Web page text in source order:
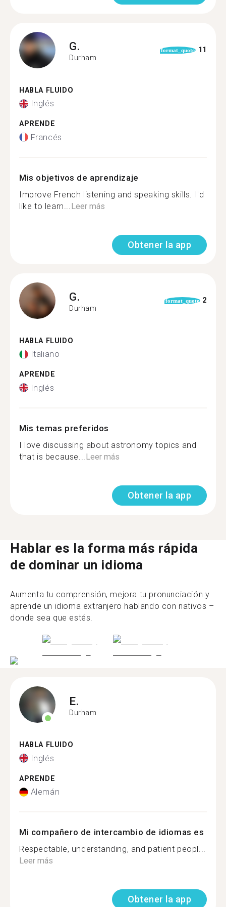
G.
Durham
format_quote 11
HABLA FLUIDO
Inglés
APRENDE
Francés
Mis objetivos de aprendizaje
Improve French listening and speaking skills. I'd
like to learn... Leer más
Obtener la app
G.
Durham
format_quote 2
HABLA FLUIDO
Italiano
APRENDE
Inglés
Mis temas preferidos
I love discussing about astronomy topics and
that is because... Leer más
Obtener la app
Hablar es la forma más rápida
de dominar un idioma
Aumenta tu comprensión, mejora tu pronunciación y
aprende un idioma extranjero hablando con nativos –
donde sea que estés.
E.
Durham
HABLA FLUIDO
Inglés
APRENDE
Alemán
Mi compañero de intercambio de idiomas es
Respectable, understanding, and patient peopl...
Leer más
Obtener la app